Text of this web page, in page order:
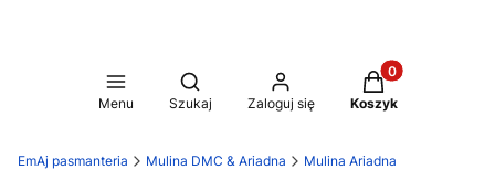
Menu
Otwórz wyszukiwarkę
Szukaj Zaloguj się
Produkty w
Koszyk
EmAj pasmanteria Mulina DMC & Ariadna Mulina Ariadna